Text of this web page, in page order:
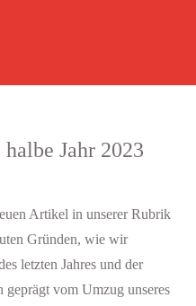
Jahr 2023
Artikel in unserer Rubrik
Gründen, wie wir
letzten Jahres und der
geprägt vom Umzug unseres